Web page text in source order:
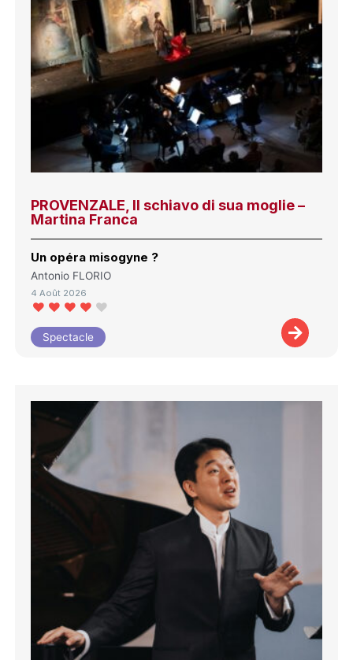
PROVENZALE, Il schiavo di sua moglie –
Martina Franca
Un opéra misogyne ?
Antonio FLORIO
4 Août 2026
Spectacle